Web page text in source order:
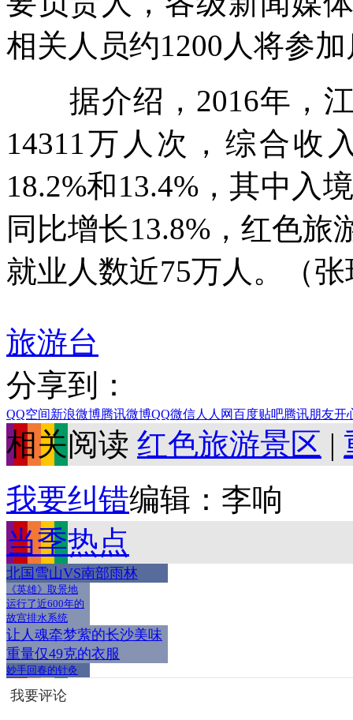
相关人员约1200人将参
据介绍，2016年，江
14311万人次，综合收
18.2%和13.4%，其中入
同比增长13.8%，红色
就业人数近75万人。（
旅游台
分享到：
QQ空间新浪微博腾讯微博QQ微信人人网百度贴吧腾讯朋友开
相关阅读 红色旅游景区 |
我要纠错编辑：李响
当季热点
北国雪山VS南部雨林
《英雄》取景地
运行了近600年的
故宫排水系统
让人魂牵梦萦的长沙美味
重量仅49克的衣服
妙手回春的针灸